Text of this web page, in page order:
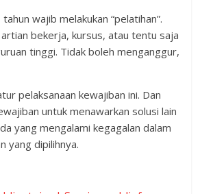
wajib melakukan “pelatihan”.
bekerja, kursus, atau tentu saja
tinggi. Tidak boleh menganggur,
pelaksanaan kewajiban ini. Dan
untuk menawarkan solusi lain
yang mengalami kegagalan dalam
yang dipilihnya.